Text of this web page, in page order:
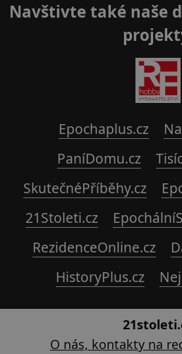
Navštivte také naše
Epochaplus.cz
PaníDomu.cz
SkutečnéPříběhy.cz
21Stoleti.cz
RezidenceOnline.cz
HistoryPlus.cz
O nás, kontakty na